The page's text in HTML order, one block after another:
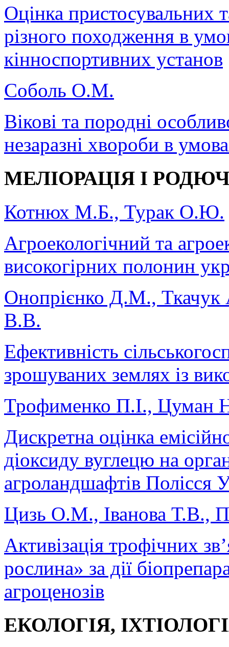
Оцінка пристосувальних
різного походження в
кінноспортивних установ
Соболь О.М.
Вікові та породні
незаразні хвороби в
МЕЛІОРАЦІЯ І
Котнюх М.Б., Турак О.Ю.
Агроекологічний та
високогірних полонин
Онопрієнко Д.М.,
В.В.
Ефективність
зрошуваних землях із
Трофименко П.І., Цуман
Дискретна оцінка
діоксиду вуглецю на
агроландшафтів Полісся
Цизь О.М., Іванова Т.В.,
Активізація трофічних
рослина» за дії
агроценозів
ЕКОЛОГІЯ,